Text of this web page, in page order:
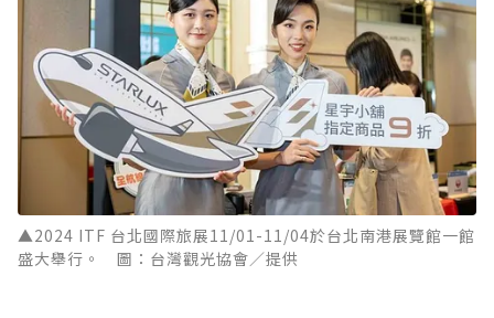
▲2024 ITF 台北國際旅展11/01-11/04於台北南港展覽館一館
盛大舉行。 圖：台灣觀光協會／提供